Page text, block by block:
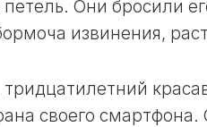
ЛУННЫЙ
ДЕНЬ
ЛУННЫЙ
ДЕНЬ
Они бросили
извинения,
своего